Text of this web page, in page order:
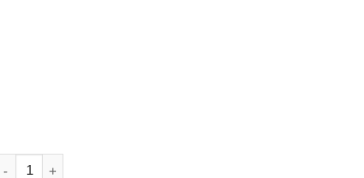
lượng